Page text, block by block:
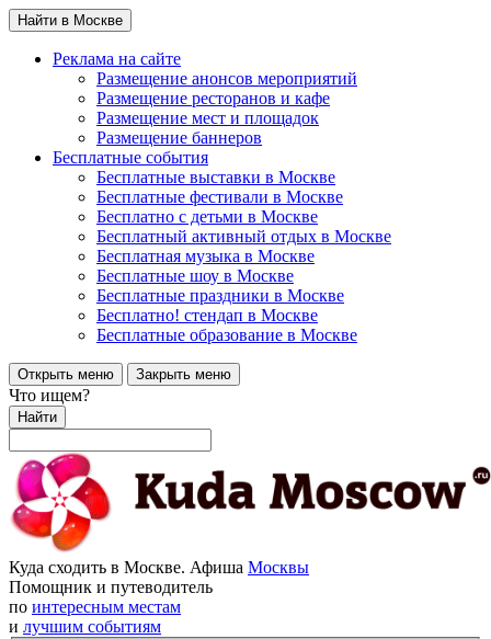
Найти в Москве
Реклама на сайте
Размещение анонсов мероприятий
Размещение ресторанов и кафе
Размещение мест и площадок
Размещение баннеров
Бесплатные события
Бесплатные выставки в Москве
Бесплатные фестивали в Москве
Бесплатно с детьми в Москве
Бесплатный активный отдых в Москве
Бесплатная музыка в Москве
Бесплатные шоу в Москве
Бесплатные праздники в Москве
Бесплатно! стендап в Москве
Бесплатные образование в Москве
Открыть меню Закрыть меню
Что ищем?
Найти
Куда сходить в Москве. Афиша Москвы
Помощник и путеводитель
по интересным местам
и лучшим событиям